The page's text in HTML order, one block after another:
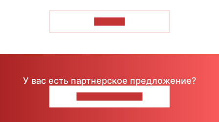
У вас есть партнерское предложение?